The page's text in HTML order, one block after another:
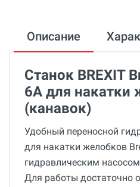
Описание
Станок BREXIT
6А для накатки
(канавок)
Удобный переносной
для накатки желобков
гидравлическим
Для работы достаточно